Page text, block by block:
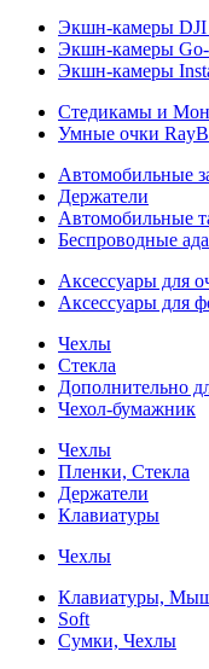
Экшн-камеры DJI
Экшн-камеры
Экшн-камеры
Стедикамы и
Умные очки
Автомобильные
Держатели
Автомобильные
Беспроводные
Аксессуары для
Аксессуары для
Чехлы
Стекла
Дополнительно
Чехол-бумажник
Чехлы
Пленки, Стекла
Держатели
Клавиатуры
Чехлы
Клавиатуры,
Soft
Сумки, Чехлы